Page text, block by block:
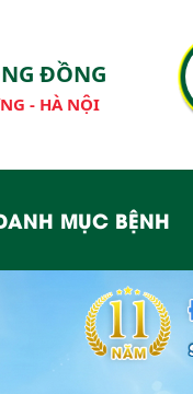
ĐỒNG
- HÀ NỘI
MỤC BỆNH